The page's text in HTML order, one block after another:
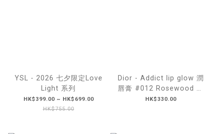
YSL - 2026 七夕限定Love
Light 系列
HK$399.00 ~ HK$699.00
HK$755.00
Dior - Addict lip glow 潤
唇膏 #012 Rosewood 玫
瑰木 透亮玫瑰蜜桃茶
HK$330.00